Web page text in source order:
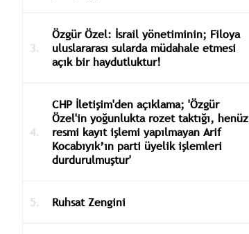
Özgür Özel: İsrail yönetiminin; Filoya
uluslararası sularda müdahale etmesi
açık bir haydutluktur!
CHP İletişim'den açıklama; 'Özgür
Özel'in yoğunlukta rozet taktığı, henüz
resmi kayıt işlemi yapılmayan Arif
Kocabıyık’ın parti üyelik işlemleri
durdurulmuştur'
Ruhsat Zengini